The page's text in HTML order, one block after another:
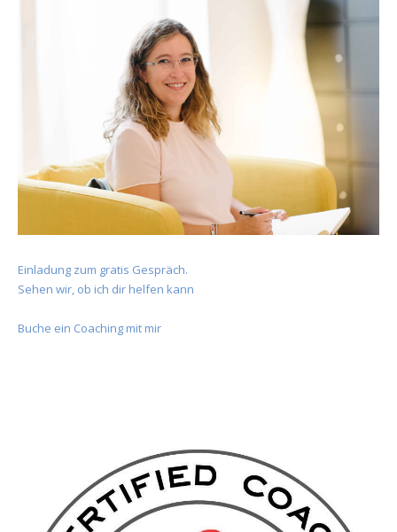
Einladung zum gratis Gespräch.
Sehen wir, ob ich dir helfen kann
Buche ein Coaching mit mir